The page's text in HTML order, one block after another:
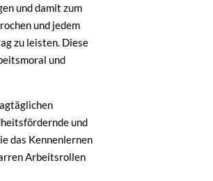
und damit zum
und jedem
zu leisten. Diese
und
und
das Kennenlernen
Arbeitsrollen